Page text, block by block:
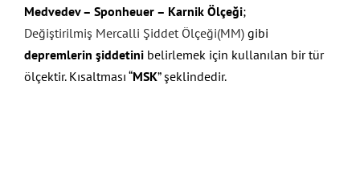
Medvedev – Sponheuer – Karnik Ölçeği;
Değiştirilmiş Mercalli Şiddet Ölçeği(MM) gibi
depremlerin şiddetini belirlemek için kullanılan bir tür
ölçektir. Kısaltması “MSK” şeklindedir.